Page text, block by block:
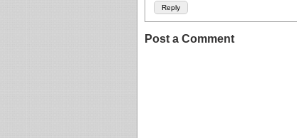
Reply
Post a Comment